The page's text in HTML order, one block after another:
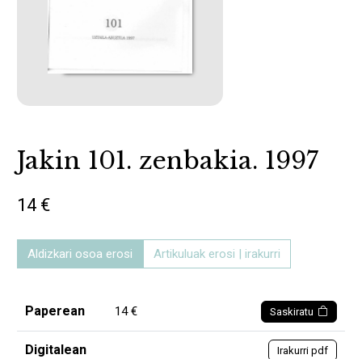
Jakin 101. zenbakia. 1997
14 €
Aldizkari osoa erosi Artikuluak erosi | irakurri
Paperean 14 € Saskiratu
Digitalean Irakurri pdf